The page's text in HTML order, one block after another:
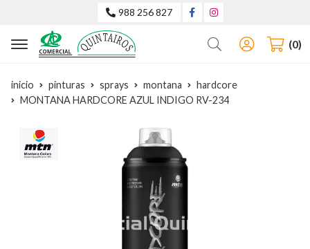
988 256 827
Buscar 0
inicio pinturas sprays montana
hardcore
MONTANA HARDCORE AZUL INDIGO RV-234